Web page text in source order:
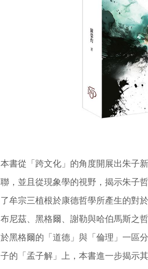
本書從「跨文化」的角度開展出朱子
聯，並且從現象學的視野，揭示朱子
了牟宗三植根於康德哲學所產生的對
布尼茲、黑格爾、謝勒與哈伯馬斯之
於黑格爾的「道德」與「倫理」一區
子的「孟子解」上，本書進一步揭示